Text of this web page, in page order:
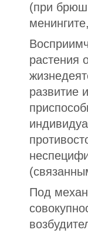
(при
растения
развитие
Под